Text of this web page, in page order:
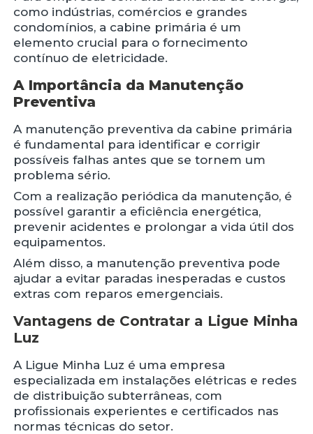
como indústrias, comércios e grandes
condomínios, a cabine primária é um
elemento crucial para o fornecimento
contínuo de eletricidade.
A Importância da Manutenção
Preventiva
A manutenção preventiva da cabine primária
é fundamental para identificar e corrigir
possíveis falhas antes que se tornem um
problema sério.
Com a realização periódica da manutenção, é
possível garantir a eficiência energética,
prevenir acidentes e prolongar a vida útil dos
equipamentos.
Além disso, a manutenção preventiva pode
ajudar a evitar paradas inesperadas e custos
extras com reparos emergenciais.
Vantagens de Contratar a Ligue Minha
Luz
A Ligue Minha Luz é uma empresa
especializada em instalações elétricas e redes
de distribuição subterrâneas, com
profissionais experientes e certificados nas
normas técnicas do setor.